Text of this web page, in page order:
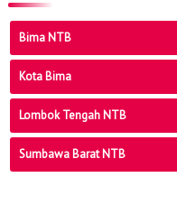
Bima NTB
Kota Bima
Lombok Tengah NTB
Sumbawa Barat NTB